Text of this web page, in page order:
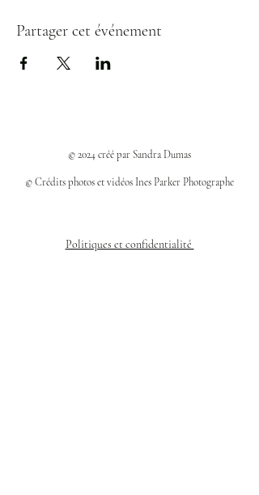
Partager cet événement
© 2024 créé par Sandra Dumas
© Crédits photos et vidéos Ines Parker Photographe
Politiques et confidentialité